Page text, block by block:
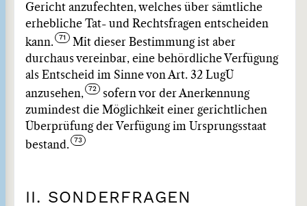
Gericht anzufechten, welches über sämtliche
erhebliche Tat- und Rechtsfragen entscheiden
kann.
Mit dieser Bestimmung ist aber
durchaus vereinbar, eine behördliche Verfügung
als Entscheid im Sinne von Art. 32 LugÜ
anzusehen,
sofern vor der Anerkennung
zumindest die Möglichkeit einer gerichtlichen
Überprüfung der Verfügung im Ursprungsstaat
bestand.
II. SONDERFRAGEN